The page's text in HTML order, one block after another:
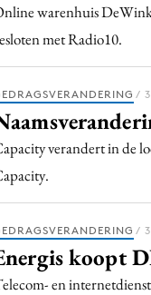
warenhuis
met Radio10.
/
verandert in de
/
koopt
en